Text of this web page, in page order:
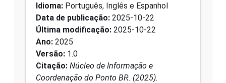
Idioma: Português, Inglês e Espanhol
Data de publicação: 2025-10-22
Última modificação: 2025-10-22
Ano: 2025
Versão: 1.0
Citação: Núcleo de Informação e
Coordenação do Ponto BR. (2025).